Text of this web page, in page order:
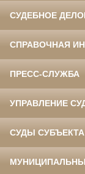
СУДЕБНОЕ
СПРАВОЧНАЯ
ПРЕСС-СЛУЖБА
УПРАВЛЕНИЕ
СУДЫ